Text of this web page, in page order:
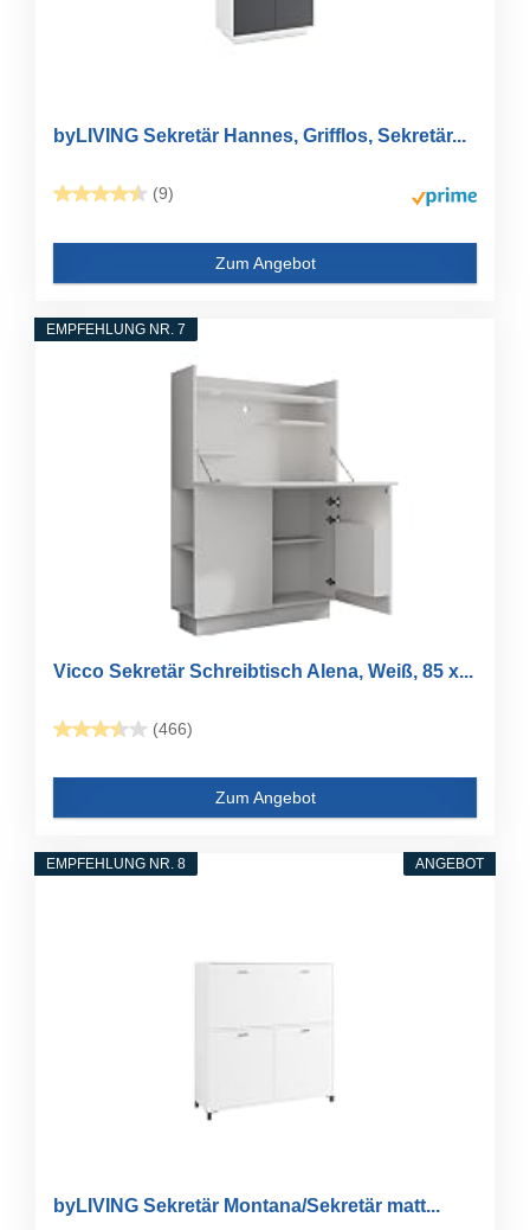
byLIVING Sekretär Hannes, Grifflos, Sekretär...
(9)
Zum Angebot
EMPFEHLUNG NR. 7
Vicco Sekretär Schreibtisch Alena, Weiß, 85 x...
(466)
Zum Angebot
ANGEBOT
EMPFEHLUNG NR. 8
byLIVING Sekretär Montana/Sekretär matt...